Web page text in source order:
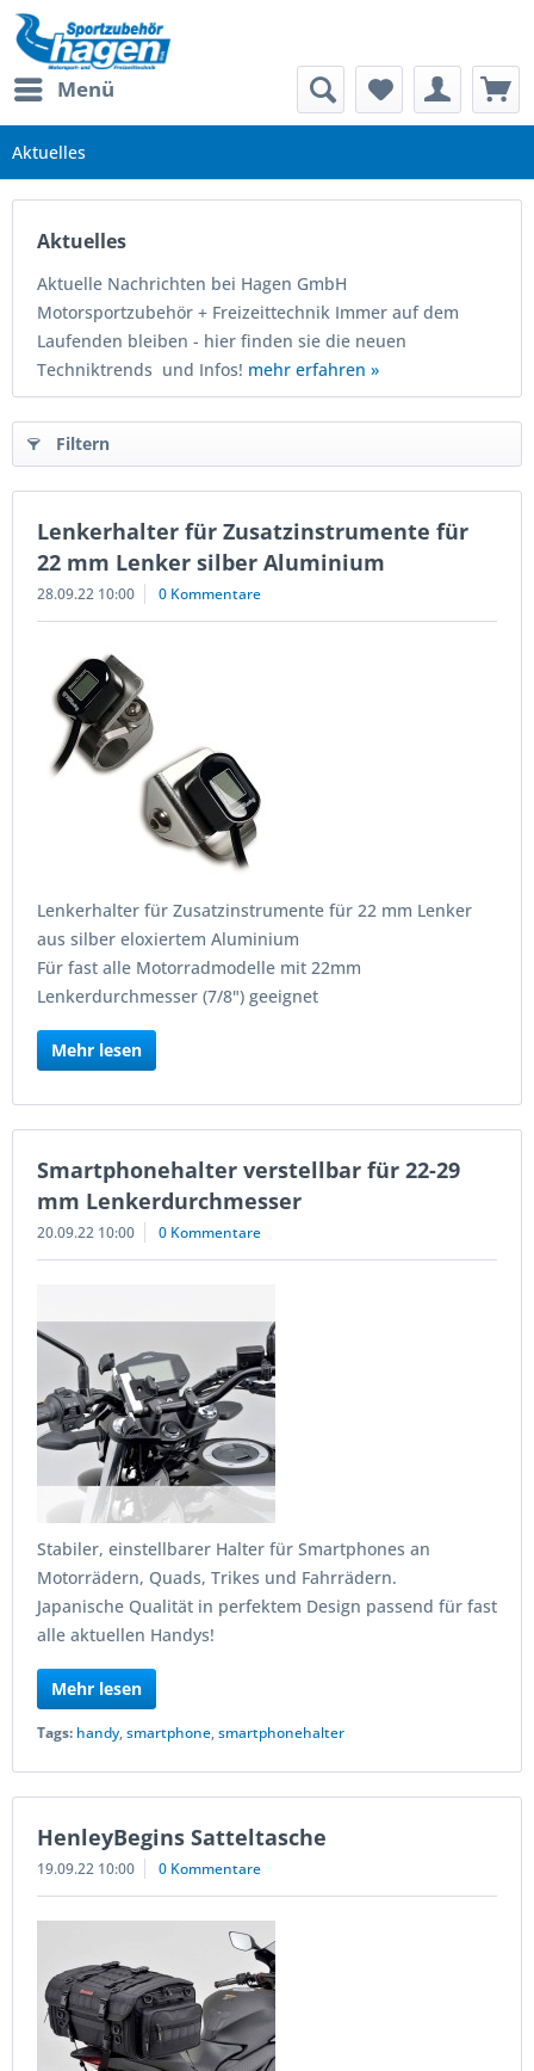
Menü
Aktuelles
Aktuelles
Aktuelle Nachrichten bei Hagen GmbH
Motorsportzubehör + Freizeittechnik Immer auf dem
Laufenden bleiben - hier finden sie die neuen
Techniktrends und Infos! mehr erfahren »
Filtern
Lenkerhalter für Zusatzinstrumente für
22 mm Lenker silber Aluminium
28.09.22 10:00 0 Kommentare
Lenkerhalter für Zusatzinstrumente für 22 mm Lenker
aus silber eloxiertem Aluminium
Für fast alle Motorradmodelle mit 22mm
Lenkerdurchmesser (7/8") geeignet
Mehr lesen
Smartphonehalter verstellbar für 22-29
mm Lenkerdurchmesser
20.09.22 10:00 0 Kommentare
Stabiler, einstellbarer Halter für Smartphones an
Motorrädern, Quads, Trikes und Fahrrädern.
Japanische Qualität in perfektem Design passend für fast
alle aktuellen Handys!
Mehr lesen
Tags: handy,smartphone,smartphonehalter
HenleyBegins Satteltasche
19.09.22 10:00 0 Kommentare